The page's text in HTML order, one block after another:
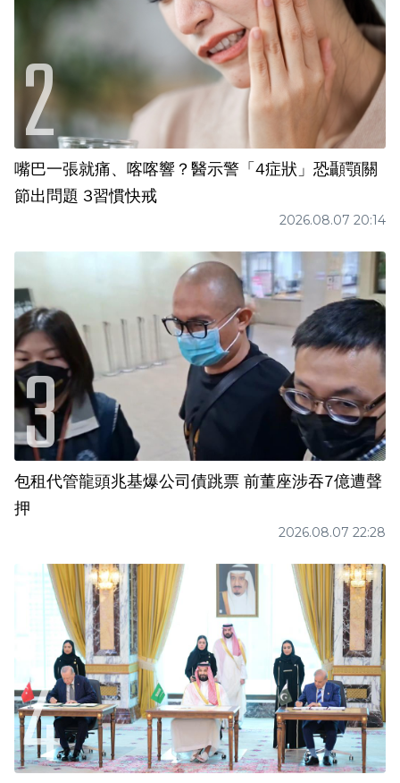
嘴巴一張就痛、喀喀響？醫示警「4症狀」恐顳顎關
節出問題 3習慣快戒
2026.08.07 20:14
包租代管龍頭兆基爆公司債跳票 前董座涉吞7億遭聲
押
2026.08.07 22:28